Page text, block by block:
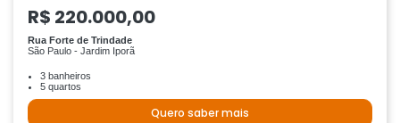
R$ 220.000,00
Rua Forte de Trindade
São Paulo - Jardim Iporã
3 banheiros
5 quartos
Quero saber mais